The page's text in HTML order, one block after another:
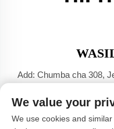
Add: Chumba cha 308,
Simu:+86-17304049586
Barua Pepe:[email
We value your
We use cookies and